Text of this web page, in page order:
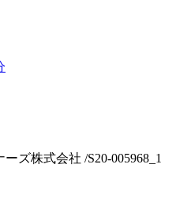
ズ株式会社 /S20-005968_1